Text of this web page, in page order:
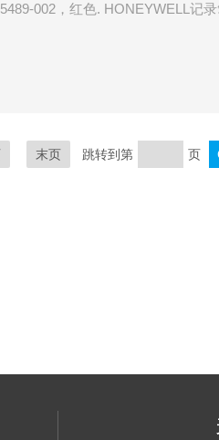
002，红色. HONEYWELL记
006，绿色.
末页 跳转到第 页